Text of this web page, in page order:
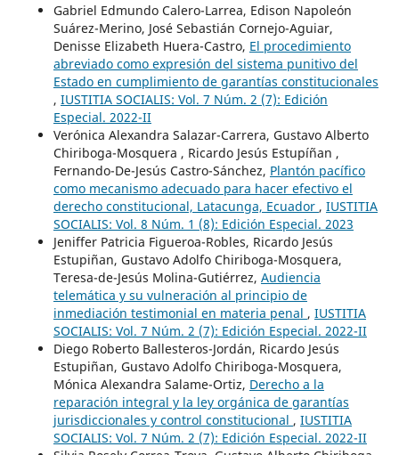
Gabriel Edmundo Calero-Larrea, Edison Napoleón
Suárez-Merino, José Sebastián Cornejo-Aguiar,
Denisse Elizabeth Huera-Castro, El procedimiento
abreviado como expresión del sistema punitivo del
Estado en cumplimiento de garantías constitucionales
, IUSTITIA SOCIALIS: Vol. 7 Núm. 2 (7): Edición
Especial. 2022-II
Verónica Alexandra Salazar-Carrera, Gustavo Alberto
Chiriboga-Mosquera , Ricardo Jesús Estupíñan ,
Fernando-De-Jesús Castro-Sánchez, Plantón pacífico
como mecanismo adecuado para hacer efectivo el
derecho constitucional, Latacunga, Ecuador , IUSTITIA
SOCIALIS: Vol. 8 Núm. 1 (8): Edición Especial. 2023
Jeniffer Patricia Figueroa-Robles, Ricardo Jesús
Estupiñan, Gustavo Adolfo Chiriboga-Mosquera,
Teresa-de-Jesús Molina-Gutiérrez, Audiencia
telemática y su vulneración al principio de
inmediación testimonial en materia penal , IUSTITIA
SOCIALIS: Vol. 7 Núm. 2 (7): Edición Especial. 2022-II
Diego Roberto Ballesteros-Jordán, Ricardo Jesús
Estupiñan, Gustavo Adolfo Chiriboga-Mosquera,
Mónica Alexandra Salame-Ortiz, Derecho a la
reparación integral y la ley orgánica de garantías
jurisdiccionales y control constitucional , IUSTITIA
SOCIALIS: Vol. 7 Núm. 2 (7): Edición Especial. 2022-II